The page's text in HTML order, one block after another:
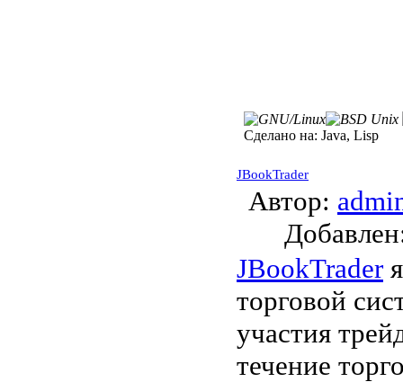
Сделано на: Java, Lisp
JBookTrader
Автор:
JBookTrader
торговой
участия
течение